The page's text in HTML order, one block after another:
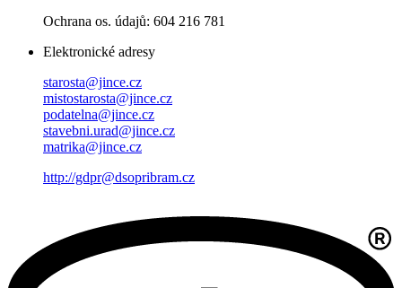
Ochrana os. údajů: 604 216 781
Elektronické adresy
starosta@jince.cz
mistostarosta@jince.cz
podatelna@jince.cz
stavebni.urad@jince.cz
matrika@jince.cz
http://gdpr@dsopribram.cz